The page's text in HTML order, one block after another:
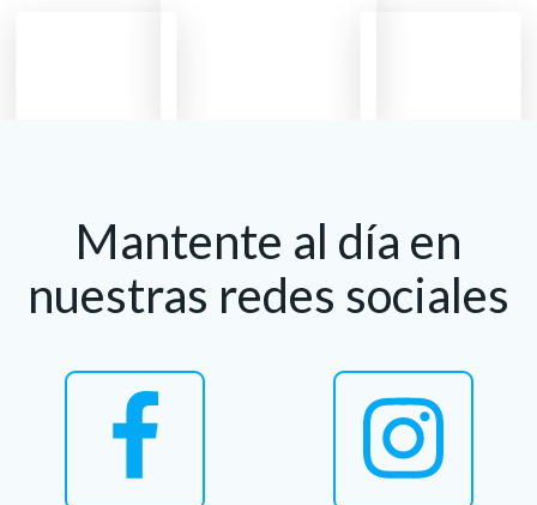
Mantente al día en
nuestras redes sociales